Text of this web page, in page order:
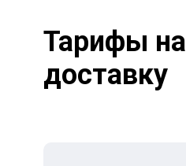
Тарифы на
доставку